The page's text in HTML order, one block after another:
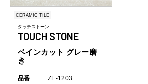
CERAMIC TILE
タッチストーン
TOUCH STONE
ベインカット グレー磨
き
品番
ZE-1203